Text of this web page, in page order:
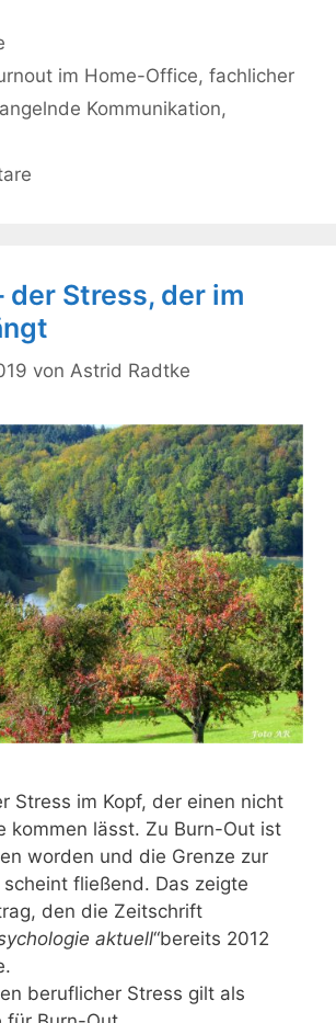
im Home-Office,fachlicher
Kommunikation,
der Stress, der im
von Astrid Radtke
Stress im Kopf, der einen nicht
kommen lässt. Zu Burn-Out ist
worden und die Grenze zur
scheint fließend. Das zeigte
den die Zeitschrift
aktuell“bereits 2012
beruflicher Stress gilt als